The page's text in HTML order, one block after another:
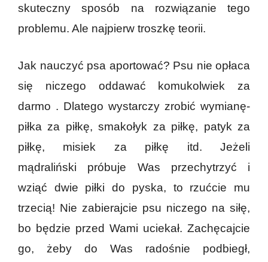
skuteczny sposób na rozwiązanie tego
problemu. Ale najpierw troszkę teorii.
Jak nauczyć psa aportować? Psu nie opłaca
się niczego oddawać komukolwiek za
darmo . Dlatego wystarczy zrobić wymianę-
piłka za piłkę, smakołyk za piłkę, patyk za
piłkę, misiek za piłkę itd. Jeżeli
mądraliński próbuje Was przechytrzyć i
wziąć dwie piłki do pyska, to rzućcie mu
trzecią! Nie zabierajcie psu niczego na siłę,
bo będzie przed Wami uciekał. Zachęcajcie
go, żeby do Was radośnie podbiegł,